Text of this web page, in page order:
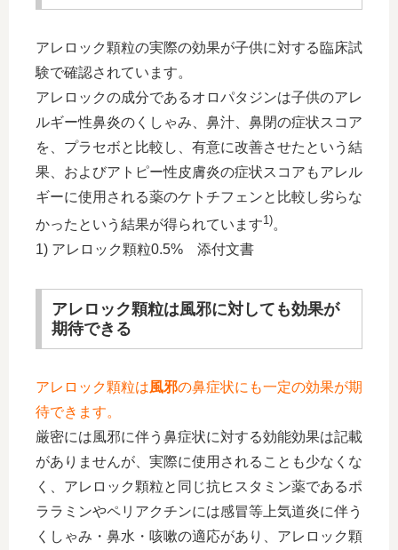
アレロック顆粒の実際の効果が子供に対する臨床試
験で確認されています。
アレロックの成分であるオロパタジンは子供のアレ
ルギー性鼻炎のくしゃみ、鼻汁、鼻閉の症状スコア
を、プラセボと比較し、有意に改善させたという結
果、およびアトピー性皮膚炎の症状スコアもアレル
ギーに使用される薬のケトチフェンと比較し劣らな
かったという結果が得られています1)。
1) アレロック顆粒0.5% 添付文書
アレロック顆粒は風邪に対しても効果が
期待できる
アレロック顆粒は風邪の鼻症状にも一定の効果が期
待できます。
厳密には風邪に伴う鼻症状に対する効能効果は記載
がありませんが、実際に使用されることも少なくな
く、アレロック顆粒と同じ抗ヒスタミン薬であるポ
ララミンやペリアクチンには感冒等上気道炎に伴う
くしゃみ・鼻水・咳嗽の適応があり、アレロック顆